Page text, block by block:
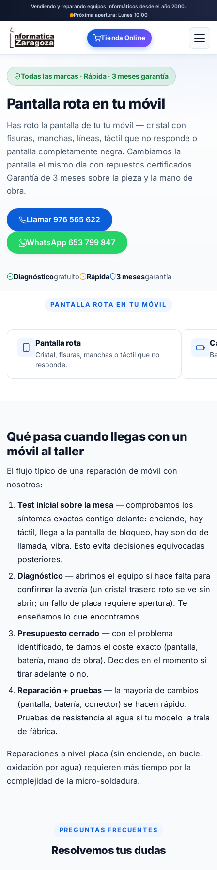
Vendiendo y reparando equipos informáticos desde el año 2000.
Próxima apertura: Lunes 10:00
Tienda Online Abrir
Todas las marcas · Rápida · 3 meses garantía
Pantalla rota en tu móvil
Has roto la pantalla de tu tu móvil — cristal con
fisuras, manchas, líneas, táctil que no responde o
pantalla completamente negra. Cambiamos la
pantalla el mismo día con repuestos certificados.
Garantía de 3 meses sobre la pieza y la mano de
obra.
Llamar 976 565 622
WhatsApp 653 799 847
Diagnósticogratuito Rápida 3 mesesgarantía
PANTALLA ROTA EN TU MÓVIL
Pantalla rota
Cristal, fisuras, manchas o táctil que no
responde.
Qué pasa cuando llegas con un
móvil al taller
El flujo típico de una reparación de móvil con
nosotros:
Test inicial sobre la mesa — comprobamos los
síntomas exactos contigo delante: enciende, hay
táctil, llega a la pantalla de bloqueo, hay sonido de
llamada, vibra. Esto evita decisiones equivocadas
posteriores.
Diagnóstico — abrimos el equipo si hace falta para
confirmar la avería (un cristal trasero roto se ve sin
abrir; un fallo de placa requiere apertura). Te
enseñamos lo que encontramos.
Presupuesto cerrado — con el problema
identificado, te damos el coste exacto (pantalla,
batería, mano de obra). Decides en el momento si
tirar adelante o no.
Reparación + pruebas — la mayoría de cambios
(pantalla, batería, conector) se hacen rápido.
Pruebas de resistencia al agua si tu modelo la traía
de fábrica.
Reparaciones a nivel placa (sin enciende, en bucle,
oxidación por agua) requieren más tiempo por la
complejidad de la micro-soldadura.
PREGUNTAS FRECUENTES
Resolvemos tus dudas